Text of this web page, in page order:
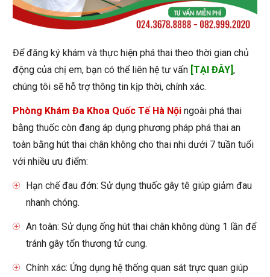
Để đăng ký khám và thực hiện phá thai theo thời gian chủ
động của chị em, bạn có thể liên hệ tư vấn [TẠI ĐÂY] ,
chúng tôi sẽ hỗ trợ thông tin kịp thời, chính xác.
Phòng Khám Đa Khoa Quốc Tế Hà Nội ngoài phá thai
bằng thuốc còn đang áp dụng phương pháp phá thai an
toàn bằng hút thai chân không cho thai nhi dưới 7 tuần tuổi
với nhiều ưu điểm:
Hạn chế đau đớn: Sử dụng thuốc gây tê giúp giảm đau
nhanh chóng.
An toàn: Sử dụng ống hút thai chân không dùng 1 lần để
tránh gây tổn thương tử cung.
Chính xác: Ứng dụng hệ thống quan sát trực quan giúp